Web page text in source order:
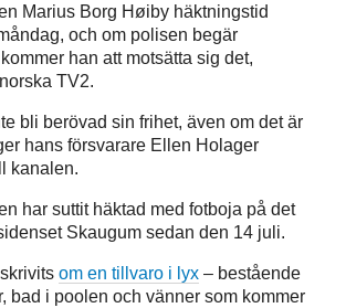
Marius Borg Høiby häktningstid
och om polisen begär
han att motsätta sig det,
TV2.
bli berövad sin frihet, även om det är
hans försvarare Ellen Holager
kanalen.
har suttit häktad med fotboja på det
Skaugum sedan den 14 juli.
om en tillvaro i lyx – bestående
bad i poolen och vänner som kommer